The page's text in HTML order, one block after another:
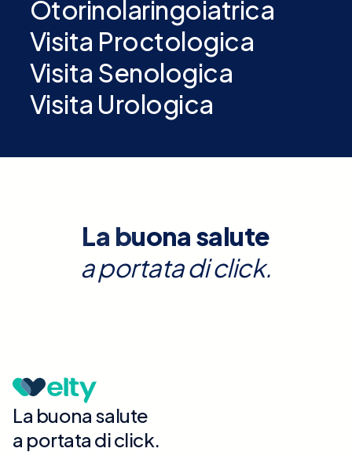
Otorinolaringoiatrica
Visita Proctologica
Visita Senologica
Visita Urologica
La buona salute
a portata di click.
La buona salute
a portata di click.